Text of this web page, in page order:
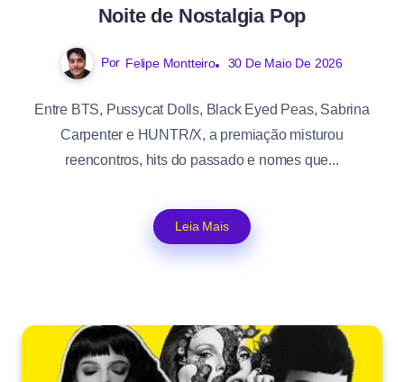
Noite de Nostalgia Pop
Por Felipe Montteiro 30 De Maio De 2026
Entre BTS, Pussycat Dolls, Black Eyed Peas, Sabrina
Carpenter e HUNTR/X, a premiação misturou
reencontros, hits do passado e nomes que...
Leia Mais